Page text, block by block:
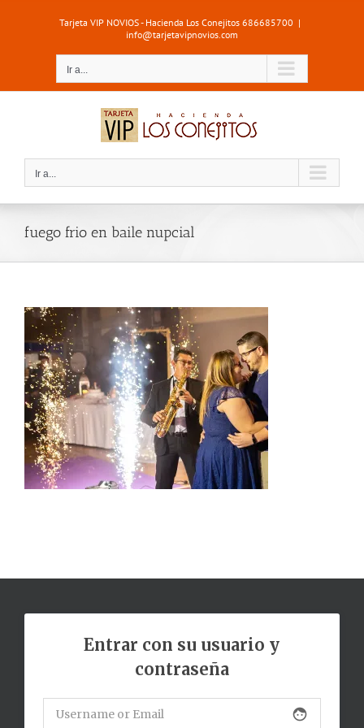
Tarjeta VIP NOVIOS - Hacienda Los Conejitos 686685700 |
info@tarjetavipnovios.com
Ir a...
Ir a...
fuego frio en baile nupcial
Entrar con su usuario y
contraseña
face